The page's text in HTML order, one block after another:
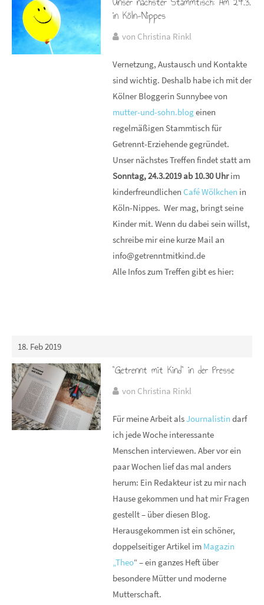
in Köln-Nippes
von Christina Rinkl
Vernetzung, Austausch und Kontakte
sind wichtig. Deshalb habe ich mit der
Kölner Bloggerin Sunnybee von
mutter-und-sohn.blogeinen
regelmäßigen Stammtisch für
Getrennt-Erziehende gegründet.
Unser nächstes Treffen findet statt am
Sonntag, 24.3.2019 ab 10.30 Uhrim
kinderfreundlichenCafé Wölkchen in
Köln-Nippes. Wer mag, bringt seine
Kinder mit. Wenn du dabei sein willst,
schreibe mir eine kurze Mail an
info@getrenntmitkind.de
Alle Infos zum Treffen gibt es hier:
18. Feb 2019
"Getrennt mit Kind" in der Presse
von Christina Rinkl
Für meine Arbeit alsJournalistin darf
ich jede Woche interessante
Menschen interviewen. Aber vor ein
paar Wochen lief das mal anders
herum: Ein Redakteur ist zu mir nach
Hause gekommen und hat mir Fragen
gestellt – über diesen Blog.
Herausgekommen ist ein schöner,
doppelseitiger Artikel im Magazin
„Theo“ – ein ganzes Heft über
besondere Mütter und moderne
Mutterschaft.